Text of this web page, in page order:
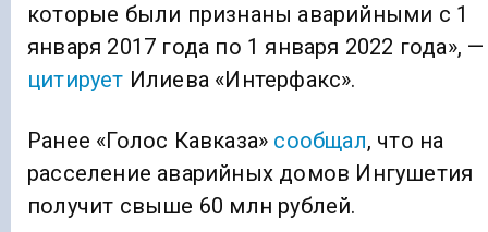
которые были признаны аварийными с 1
января 2017 года по 1 января 2022 года», —
цитирует Илиева «Интерфакс».
Ранее «Голос Кавказа» сообщал, что на
расселение аварийных домов Ингушетия
получит свыше 60 млн рублей.